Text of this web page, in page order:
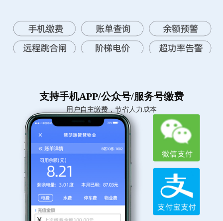
支持手机APP/公众号/服务号缴费
用户自主缴费，节省人力成本